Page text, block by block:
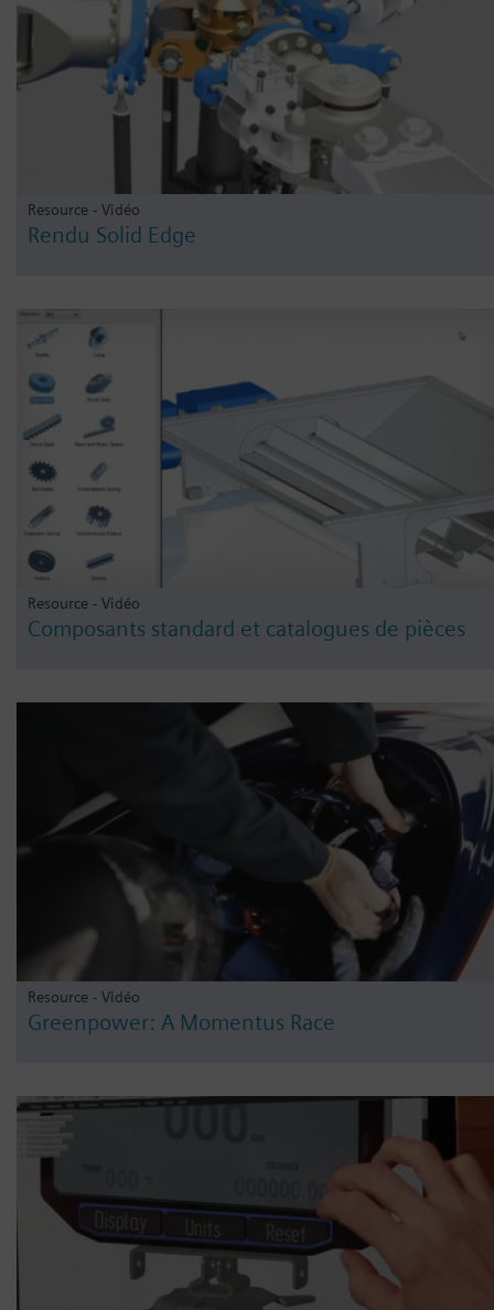
Resource - Vidéo
Rendu Solid Edge
Resource - Vidéo
Composants standard et catalogues de pièces
Resource - Vidéo
Greenpower: A Momentus Race